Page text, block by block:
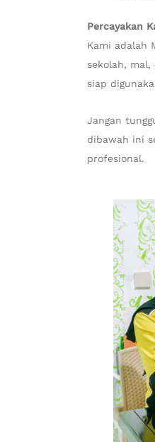
Percayakan
Kami adalah
sekolah,
siap
Jangan
dibawah ini
profesional.